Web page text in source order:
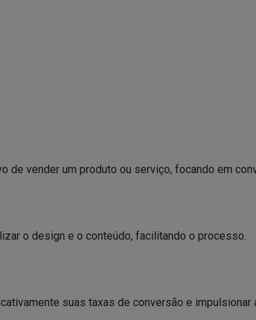
de vender um produto ou serviço, focando em
o design e o conteúdo, facilitando o processo.
suas taxas de conversão e impulsionar